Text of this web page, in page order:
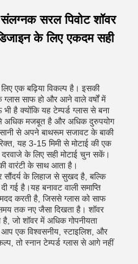
सरल पिवोट शॉवर
के लिए एकदम सही
एक बढ़िया विकल्प है। इसकी
साफ हो और आने वाले वर्षों में
है क्योंकि यह टेम्पर्ड ग्लास से बना
से अधिक मजबूत है और अधिक दुरुपयोग
से अपने बाथरूम सजावट के बाकी
यह 3-15 मिमी से मोटाई की एक
के लिए सही मोटाई चुन सकें।
वारंटी के साथ आता है।
सौंदर्य के लिहाज से सुखद है, बल्कि
गई है।यह बनावट वाली समाप्ति
करती है, जिससे ग्लास को साफ
तक नए जैसा दिखता है। शॉवर
है, जो शॉवर में अधिक गोपनीयता
एक विश्वसनीय, स्टाइलिश, और
तो स्नान टेम्पर्ड ग्लास से आगे नहीं